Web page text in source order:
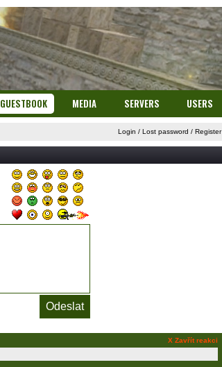
GUESTBOOK MEDIA SERVERS USERS
Login / Lost password / Register
X Zavřít reakci